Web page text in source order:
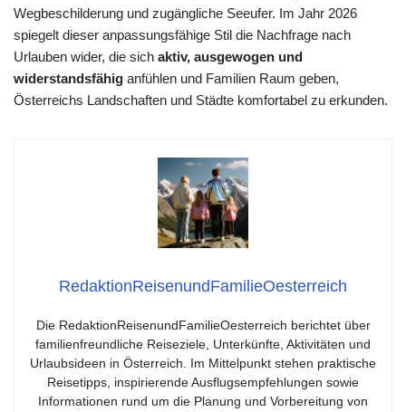
Wegbeschilderung und zugängliche Seeufer. Im Jahr 2026
spiegelt dieser anpassungsfähige Stil die Nachfrage nach
Urlauben wider, die sich aktiv, ausgewogen und
widerstandsfähig anfühlen und Familien Raum geben,
Österreichs Landschaften und Städte komfortabel zu erkunden.
RedaktionReisenundFamilieOesterreich
Die RedaktionReisenundFamilieOesterreich berichtet über
familienfreundliche Reiseziele, Unterkünfte, Aktivitäten und
Urlaubsideen in Österreich. Im Mittelpunkt stehen praktische
Reisetipps, inspirierende Ausflugsempfehlungen sowie
Informationen rund um die Planung und Vorbereitung von